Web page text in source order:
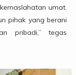
umat.
pihak yang berani
pribadi,” tegas